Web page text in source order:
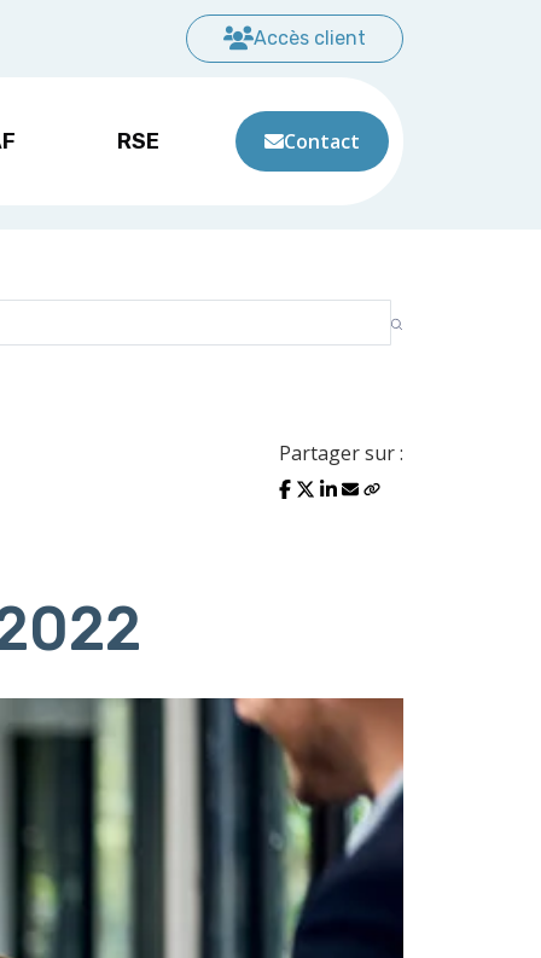
Accès client
RSE Contact
Partager sur :